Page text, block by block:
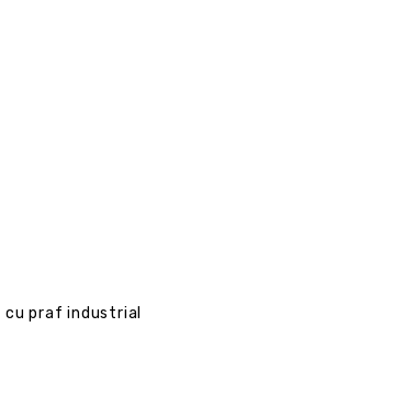
cu praf industrial